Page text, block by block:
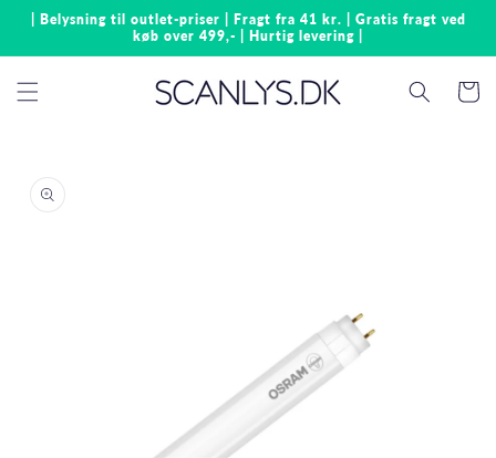
Gå til
| Belysning til outlet-priser | Fragt fra 41 kr. | Gratis fragt ved
køb over 499,- | Hurtig levering |